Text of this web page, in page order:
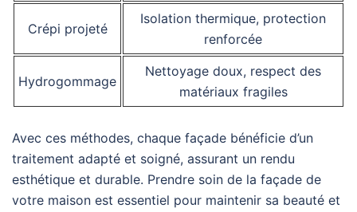
Crépi projeté
Isolation thermique, protection
renforcée
Hydrogommage
Nettoyage doux, respect des
matériaux fragiles
Avec ces méthodes, chaque façade bénéficie d’un
traitement adapté et soigné, assurant un rendu
esthétique et durable. Prendre soin de la façade de
votre maison est essentiel pour maintenir sa beauté et